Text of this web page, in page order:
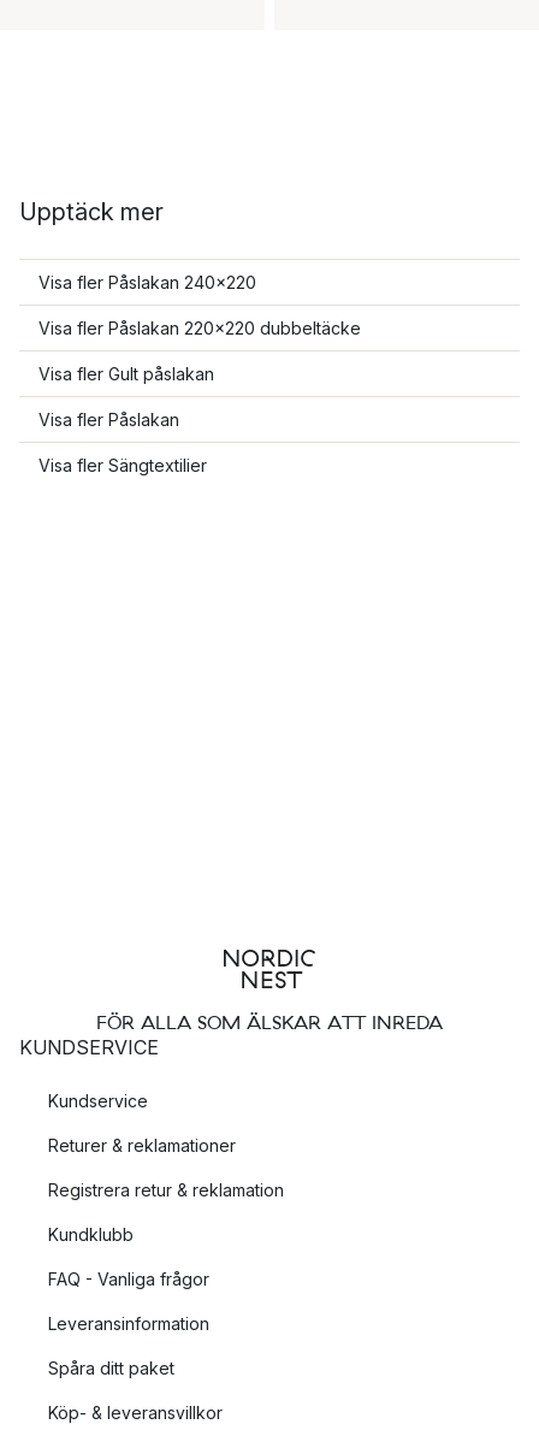
Upptäck mer
Visa fler Påslakan 240x220
Visa fler Påslakan 220x220 dubbeltäcke
Visa fler Gult påslakan
Visa fler Påslakan
Visa fler Sängtextilier
FÖR ALLA SOM ÄLSKAR ATT INREDA
KUNDSERVICE
Kundservice
Returer & reklamationer
Registrera retur & reklamation
Kundklubb
FAQ - Vanliga frågor
Leveransinformation
Spåra ditt paket
Köp- & leveransvillkor